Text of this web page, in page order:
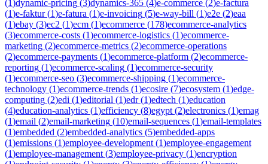
(1)dynamic-pricing (3)dynamics-365 (4)e-commerce (2)e-factura
(1)e-faktur(1)e-fatura (1)e-invoicing (5)e-way-bill (1)e2e (2)eaa
(1)ebay (3)ec2 (1)ecm (1)ecommerce (178)ecommerce-analytics
(3)ecommerce-costs (1)ecommerce-logistics (1)ecommerce-
marketing (2)ecommerce-metrics (2)ecommerce-operations
(2)ecommerce-payments (1)ecommerce-platform (2)ecommerce-
reporting (1)ecommerce-scaling (1)ecommerce-security
(1)ecommerce-seo (3)ecommerce-shipping (1)ecommerce-
technology (1)ecommerce-trends (1)ecosire (7)ecosystem (1)edge-
computing (2)edi (1)editorial (1)edr(1)edtech (1)education
(4)education-analytics (1)efficiency (8)egypt (2)electronics (1)emag
(1)email (2)email-marketing (10)email-sequences (1)email-templates
(1)embedded (2)embedded-analytics (5)embedded-apps
(1)emissions (1)employee-development (1)employee-engagement
(1)employee-management (3)employee-privacy (1)encryption